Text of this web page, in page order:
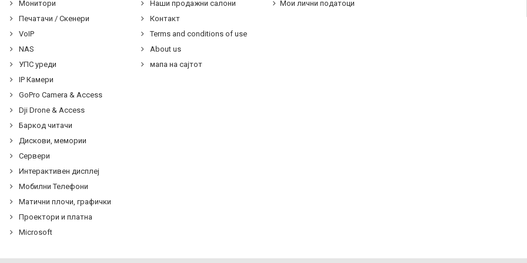
Монитори
Печатачи / Скенери
VoIP
NAS
УПС уреди
IP Камери
GoPro Camera & Access
Dji Drone & Access
Баркод читачи
Дискови, мемории
Сервери
Интерактивен дисплеј
Мобилни Телефони
Матични плочи, графички
Проектори и платна
Microsoft
Наши продажни салони
Контакт
Terms and conditions of use
About us
мапа на сајтот
Мои лични податоци